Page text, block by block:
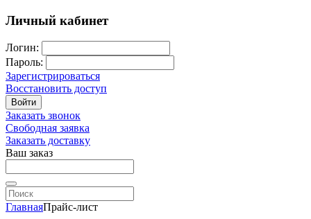
Личный кабинет
Логин:
Пароль:
Зарегистрироваться
Восстановить доступ
Войти
Заказать звонок
Свободная заявка
Заказать доставку
Ваш заказ
ГлавнаяПрайс-лист